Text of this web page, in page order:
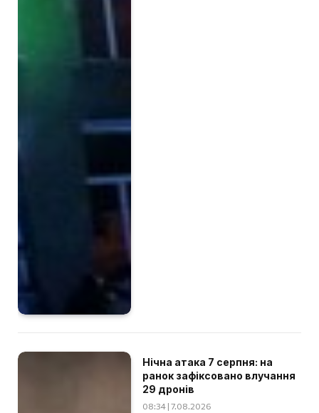
Нічна атака 7 серпня: на
ранок зафіксовано влучання
29 дронів
08:34 | 7.08.2026